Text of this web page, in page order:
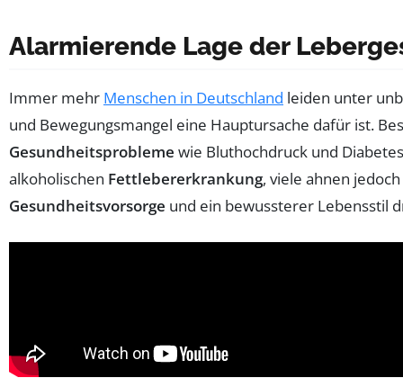
Alarmierende Lage der
Immer mehr Menschen in Deutschland leiden unter
und Bewegungsmangel eine Hauptursache dafür ist.
Gesundheitsprobleme wie Bluthochdruck und
alkoholischen Fettlebererkrankung, viele ahnen
Gesundheitsvorsorge und ein bewussterer Lebensstil